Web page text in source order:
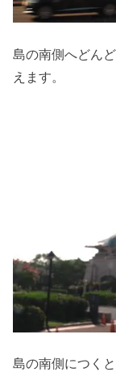
島の南側へどん
えます。
島の南側につく